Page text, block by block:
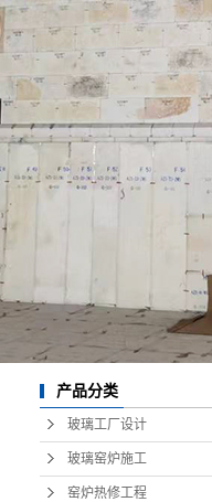
产品分类
玻璃工厂设计
玻璃窑炉施工
窑炉热修工程